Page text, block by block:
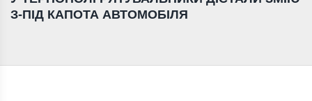
З-ПІД КАПОТА АВТОМОБІЛЯ